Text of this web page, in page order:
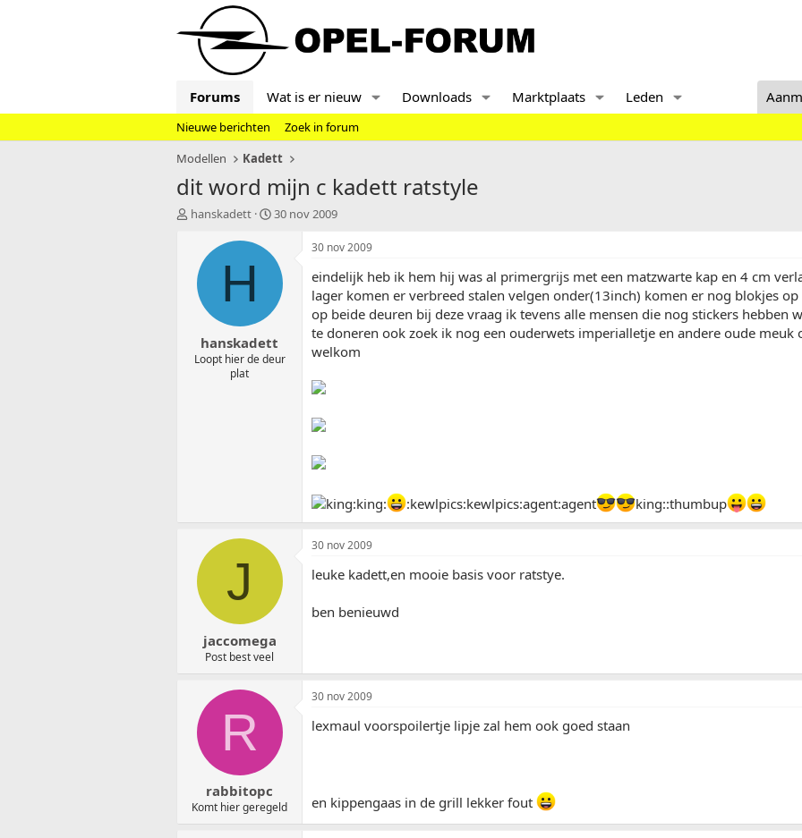
Forums Wat is er nieuw Downloads Marktplaats Leden
Nieuwe berichten
Zoek in forum
Modellen
Kadett
dit word mijn c kadett ratstyle
T
hanskadett
S
r
a
u
m
30 nov 2009
H
hanskadett
Loopt hier de deur
plat
30 nov 2009
eindelijk heb ik hem hij was al primergrijs met een matzwarte kap en 4 cm
lager komen er verbreed stalen velgen onder(13inch) komen er nog blokjes
op beide deuren bij deze vraag ik tevens alle mensen die nog stickers hebben
te doneren ook zoek ik nog een ouderwets imperialletje en andere oude meuk
welkom
king:king: :kewlpics:kewlpics:agent:agent king::thumbup
J
jaccomega
Post best veel
30 nov 2009
leuke kadett,en mooie basis voor ratstye.
ben benieuwd
R
rabbitopc
Komt hier geregeld
30 nov 2009
lexmaul voorspoilertje lipje zal hem ook goed staan
en kippengaas in de grill lekker fout